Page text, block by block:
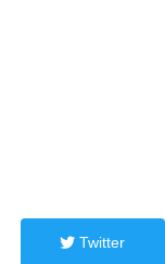
Twitter